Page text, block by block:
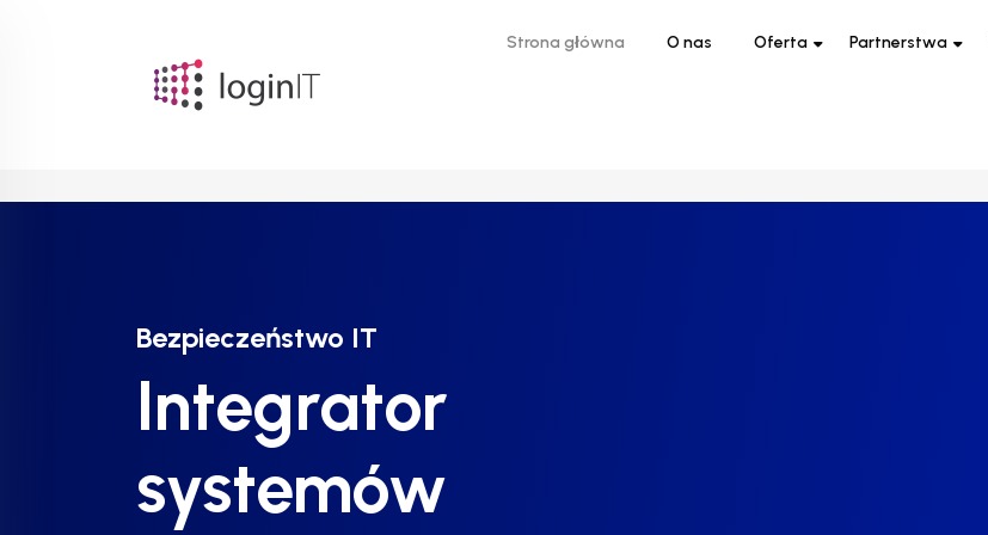
Strona główna O nas Oferta Partnerstwa
Bezpieczeństwo IT
Integrator
systemów
Bezpieczeństwo IT
Integrator
systemów
Bezpieczeństwo IT
Integrator
systemów